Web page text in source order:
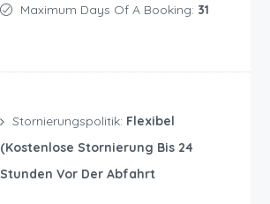
Maximum Days Of A Booking: 31
Stornierungspolitik: Flexibel
(kostenlose Stornierung Bis 24
Stunden Vor Der Abfahrt